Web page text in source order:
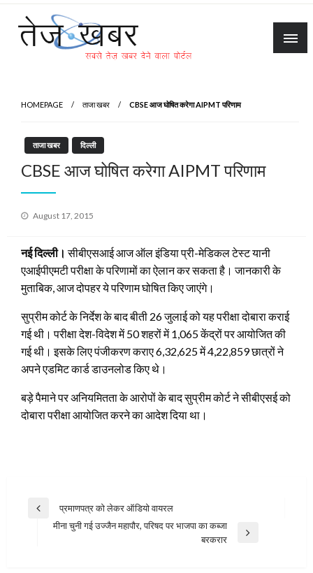
Skip
content
HOMEPAGE ताजा खबर CBSE आज घोषित करेगा AIPMT परिणाम
ताजा खबर दिल्ली
CBSE आज घोषित करेगा AIPMT परिणाम
Posted
August 17, 2015
नई दिल्ली। सीबीएसआई आज ऑल इंडिया प्री-मेडिकल टेस्ट यानी
एआईपीएमटी परीक्षा के परिणामों का ऐलान कर सकता है। जानकारी के
मुताबिक, आज दोपहर ये परिणाम घोषित किए जाएंगे।
सुप्रीम कोर्ट के निर्देश के बाद बीती 26 जुलाई को यह परीक्षा दोबारा कराई
गई थी। परीक्षा देश-विदेश में 50 शहरों में 1,065 केंद्रों पर आयोजित की
गई थी। इसके लिए पंजीकरण कराए 6,32,625 में 4,22,859 छात्रों ने
अपने एडमिट कार्ड डाउनलोड किए थे।
बड़े पैमाने पर अनियमितता के आरोपों के बाद सुप्रीम कोर्ट ने सीबीएसई को
दोबारा परीक्षा आयोजित करने का आदेश दिया था।
Post
navigation
Previous
प्रमाणपत्र को लेकर ऑडियो वायरल
मीना चुनी गई उज्‍जैन महापौर, परिषद पर भाजपा का कब्‍जा
बरकरार